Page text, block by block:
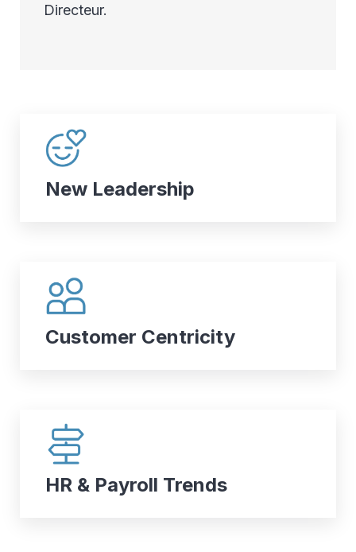
Directeur.
New Leadership
Customer Centricity
HR & Payroll Trends